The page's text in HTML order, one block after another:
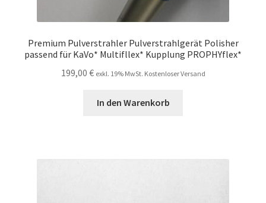
Premium Pulverstrahler Pulverstrahlgerät Polisher
passend für KaVo* Multifllex* Kupplung PROPHYflex*
199,00 € exkl. 19% MwSt. Kostenloser Versand
In den Warenkorb